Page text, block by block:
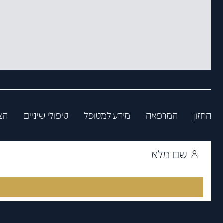
החזון המרפאה מידע למטופל טיפולי שיניים